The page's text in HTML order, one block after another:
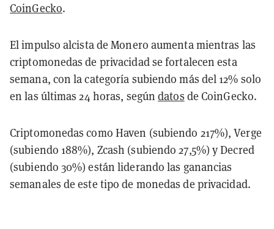
CoinGecko.
El impulso alcista de Monero aumenta mientras las
criptomonedas de privacidad se fortalecen esta
semana, con la categoría subiendo más del 12% solo
en las últimas 24 horas, segúndatos de CoinGecko.
Criptomonedas como Haven (subiendo 217%), Verge
(subiendo 188%), Zcash (subiendo 27,5%) y Decred
(subiendo 30%) están liderando las ganancias
semanales de este tipo de monedas de privacidad.